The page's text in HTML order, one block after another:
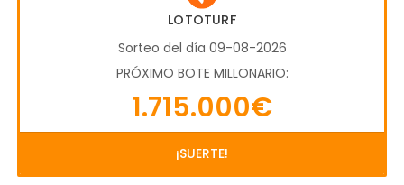
LOTOTURF
Sorteo del día 09-08-2026
PRÓXIMO BOTE MILLONARIO:
1.715.000€
¡SUERTE!